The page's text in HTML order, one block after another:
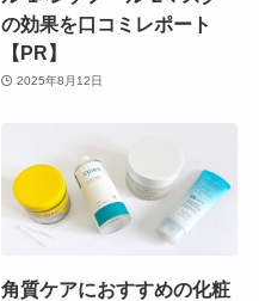
の効果を口コミレポート
【PR】
2025年8月12日
角質ケアにおすすめの化粧